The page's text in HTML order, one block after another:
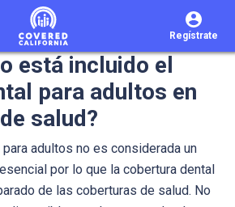
Regístrate
está incluido el
para adultos en
salud?
adultos no es considerada un
por lo que la cobertura dental
de las coberturas de salud. No